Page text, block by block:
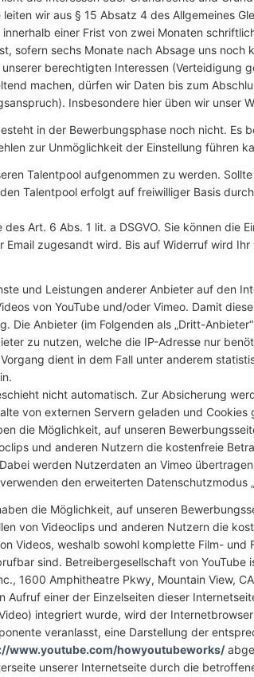
wir aus § 15 Absatz 4 des Allgemeines
einer Frist von zwei Monaten
sofern sechs Monate nach Absage uns
berechtigten Interessen
machen, dürfen wir Daten bis zum
Insbesondere hier üben wir unser
in der Bewerbungsphase noch nicht. Es
zur Unmöglichkeit der Einstellung führen
Talentpool aufgenommen zu werden.
Talentpool erfolgt auf freiwilliger Basis
Art. 6 Abs. 1 lit. a DSGVO. Sie können
zugesandt wird. Bis auf Widerruf wird
und Leistungen anderer Anbieter auf den
von YouTube und/oder Vimeo. Damit
Anbieter (im Folgenden als „Dritt-
zu nutzen, welche die IP-Adresse nur
dient in dem Fall unter anderem
nicht automatisch. Zur Absicherung
von externen Servern geladen und Cookies
die Möglichkeit, auf unseren
und anderen Nutzern die kostenfreie
werden Nutzerdaten an Vimeo
den erweiterten Datenschutzmodus
die Möglichkeit, auf unseren
von Videoclips und anderen Nutzern die
Videos, weshalb sowohl komplette Film-
sind. Betreibergesellschaft von YouTube
1600 Amphitheatre Pkwy, Mountain View,
Aufruf einer der Einzelseiten dieser
integriert wurde, wird der
veranlasst, eine Darstellung der
www.youtube.com/howyoutubeworks/
unserer Internetseite durch die